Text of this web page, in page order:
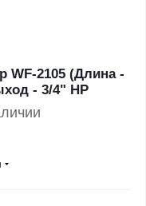
WF-2105 (Длина -
- 3/4" НР